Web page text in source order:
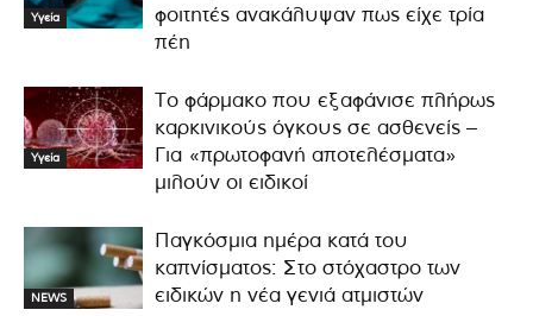
Υγεία
φοιτητές ανακάλυψαν πως είχε τρία
πέη
Υγεία
Το φάρμακο που εξαφάνισε πλήρως
καρκινικούς όγκους σε ασθενείς –
Για «πρωτοφανή αποτελέσματα»
μιλούν οι ειδικοί
NEWS
Παγκόσμια ημέρα κατά του
καπνίσματος: Στο στόχαστρο των
ειδικών η νέα γενιά ατμιστών